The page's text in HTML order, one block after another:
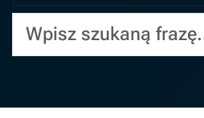
Wpisz szukaną frazę...